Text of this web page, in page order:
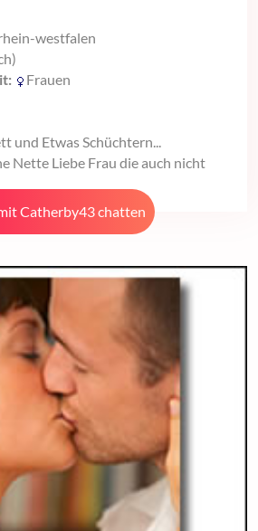
westfalen
Frauen
und Etwas Schüchtern...
Nette Liebe Frau die auch nicht
Catherby43 chatten